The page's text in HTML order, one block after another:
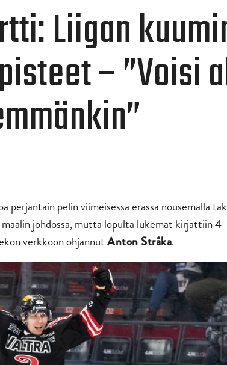
Liigan
– ”Voisi
pelin viimeisessä erässä nousemalla
johdossa, mutta lopulta lukemat kirjattiin
verkkoon ohjannutAnton Stråka.